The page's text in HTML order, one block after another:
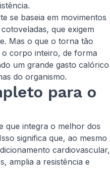
se baseia em movimentos
que exigem
Mas o que o torna tão
corpo inteiro, de forma
um grande gasto calórico
do organismo.
para o
que integra o melhor dos
significa que, ao mesmo
cardiovascular,
amplia a resistência e